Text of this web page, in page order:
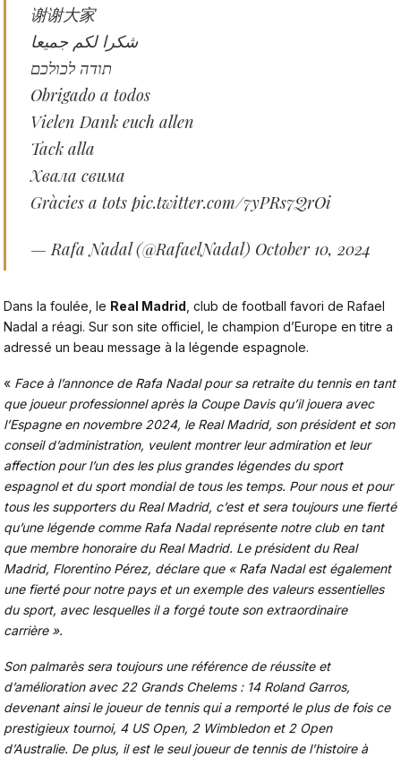
谢谢大家
شكرا لكم جميعا
תודה לכולכם
Obrigado a todos
Vielen Dank euch allen
Tack alla
Хвала свима
Gràcies a totspic.twitter.com/7yPRs7QrOi
— Rafa Nadal (@RafaelNadal) October 10, 2024
Dans la foulée, le Real Madrid , club de football favori de Rafael
Nadal a réagi. Sur son site officiel, le champion d’Europe en titre a
adressé un beau message à la légende espagnole.
« Face à l’annonce de Rafa Nadal pour sa retraite du tennis en tant
que joueur professionnel après la Coupe Davis qu’il jouera avec
l’Espagne en novembre 2024, le Real Madrid, son président et son
conseil d’administration, veulent montrer leur admiration et leur
affection pour l’un des les plus grandes légendes du sport
espagnol et du sport mondial de tous les temps. Pour nous et pour
tous les supporters du Real Madrid, c’est et sera toujours une fierté
qu’une légende comme Rafa Nadal représente notre club en tant
que membre honoraire du Real Madrid. Le président du Real
Madrid, Florentino Pérez, déclare que « Rafa Nadal est également
une fierté pour notre pays et un exemple des valeurs essentielles
du sport, avec lesquelles il a forgé toute son extraordinaire
carrière ».
Son palmarès sera toujours une référence de réussite et
d’amélioration avec 22 Grands Chelems : 14 Roland Garros,
devenant ainsi le joueur de tennis qui a remporté le plus de fois ce
prestigieux tournoi, 4 US Open, 2 Wimbledon et 2 Open
d’Australie. De plus, il est le seul joueur de tennis de l’histoire à